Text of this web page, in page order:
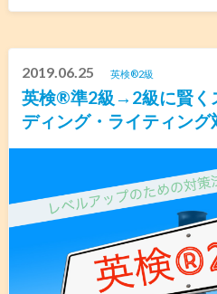
2019.06.25 英検®︎2級
英検®︎準2級→2級に賢く
ディング・ライティング